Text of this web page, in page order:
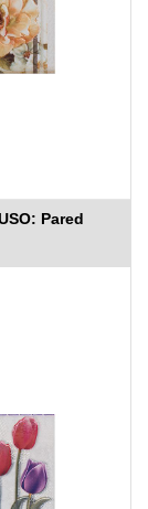
Pared